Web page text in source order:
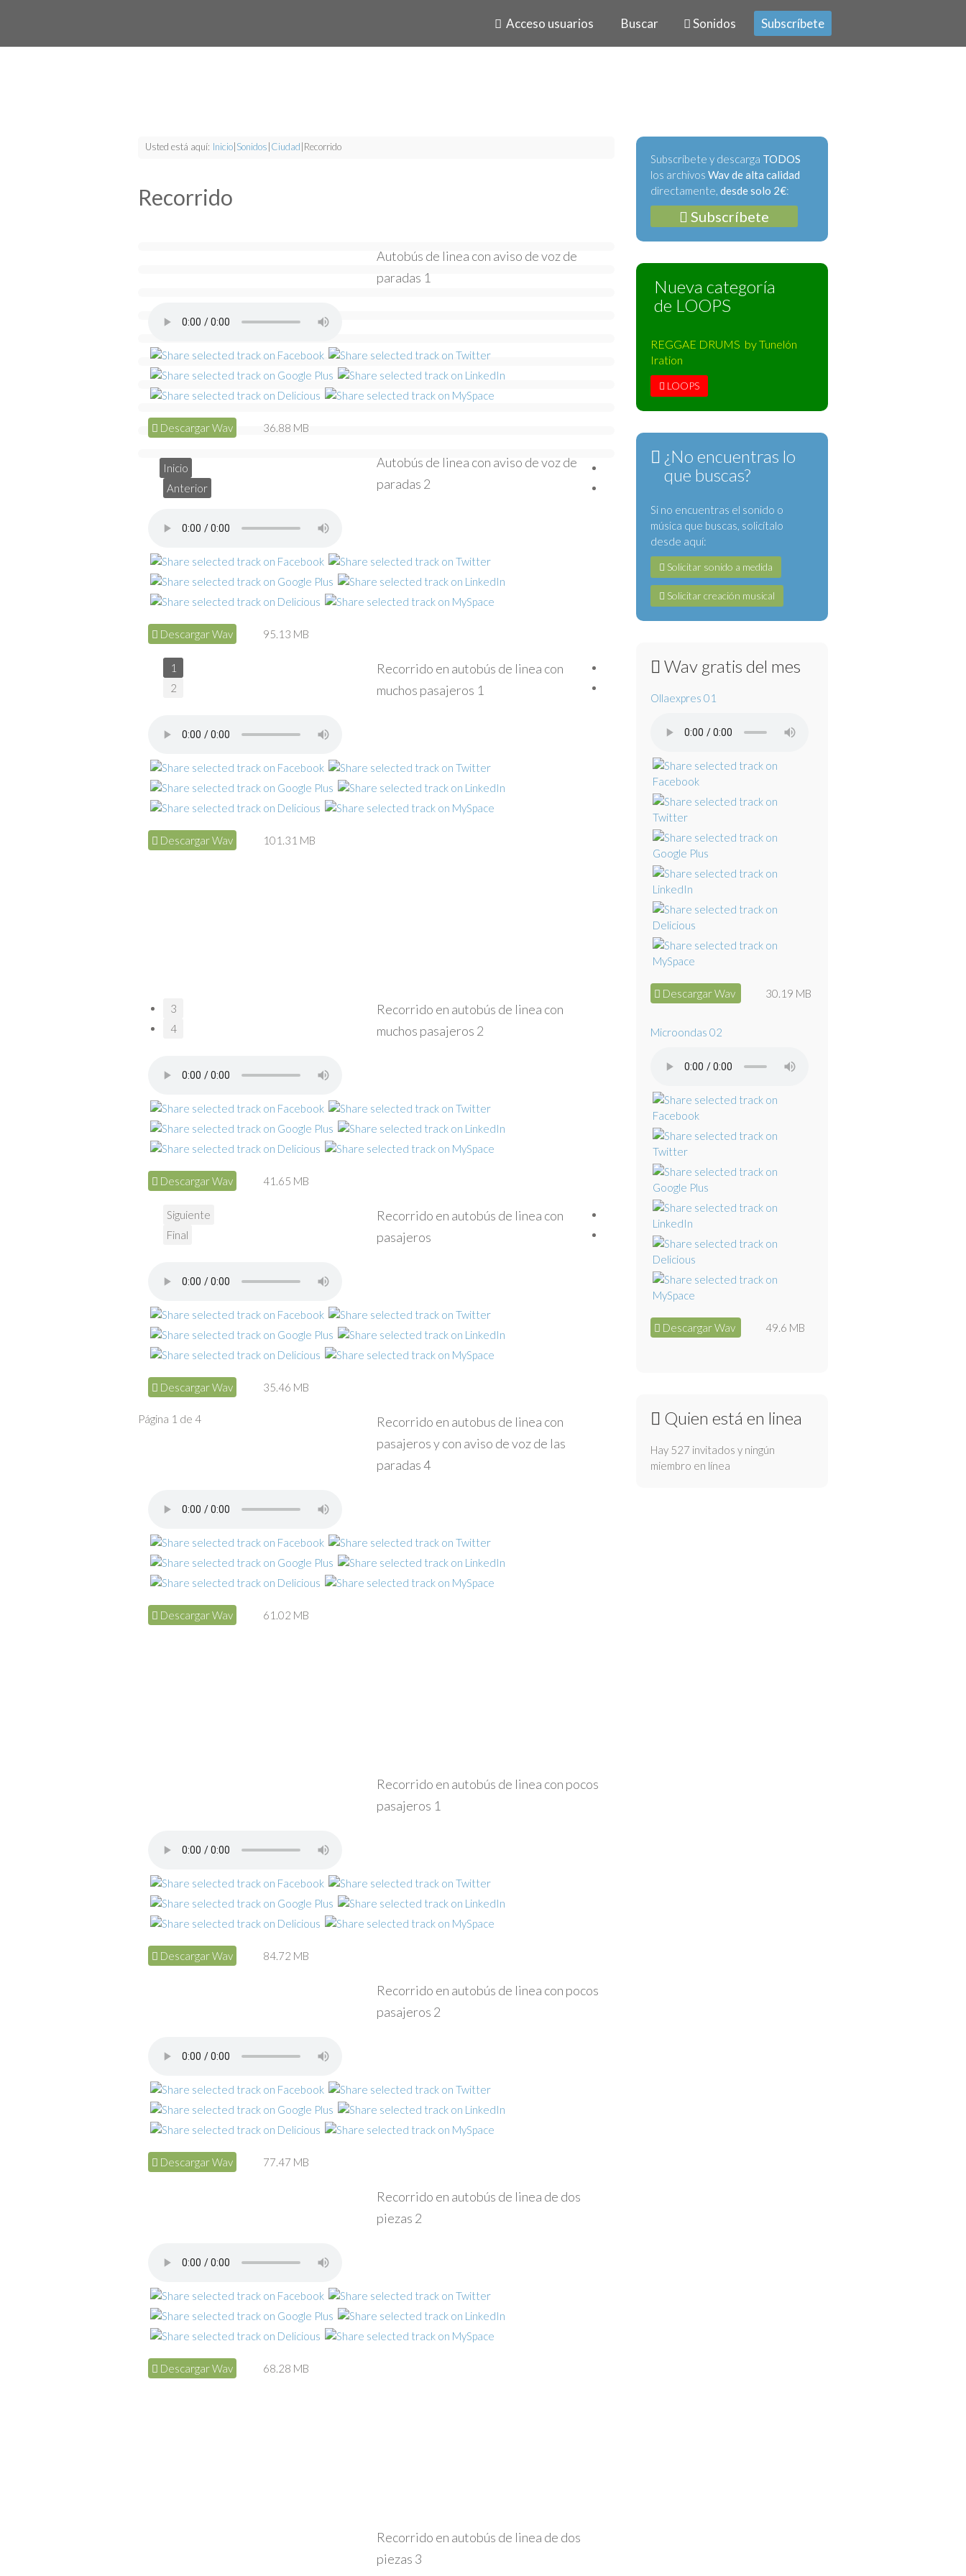
Acceso usuarios Buscar Sonidos Subscríbete
Usted está aquí: Inicio Sonidos Ciudad Recorrido
Recorrido
Autobús de linea con aviso de voz de
paradas 1
Descargar Wav 36.88 MB
Autobús de linea con aviso de voz de
paradas 2
Descargar Wav 95.13 MB
Recorrido en autobús de linea con
muchos pasajeros 1
Descargar Wav 101.31 MB
Recorrido en autobús de linea con
muchos pasajeros 2
Descargar Wav 41.65 MB
Recorrido en autobús de linea con
pasajeros
Descargar Wav 35.46 MB
Recorrido en autobus de linea con
pasajeros y con aviso de voz de las
paradas 4
Descargar Wav 61.02 MB
Recorrido en autobús de linea con pocos
pasajeros 1
Descargar Wav 84.72 MB
Recorrido en autobús de linea con pocos
pasajeros 2
Descargar Wav 77.47 MB
Recorrido en autobús de linea de dos
piezas 2
Descargar Wav 68.28 MB
Recorrido en autobús de linea de dos
piezas 3
Inicio
Anterior
1
2
3
4
Siguiente
Final
Página 1 de 4
Subscríbete y descarga TODOS
los archivos Wav de alta calidad
directamente, desde solo 2€:
Subscríbete
Nueva categoría
de LOOPS
REGGAE DRUMS by Tunelón
Iration
LOOPS
¿No encuentras lo
que buscas?
Si no encuentras el sonido o
música que buscas, solicítalo
desde aquí:
Solicitar sonido a medida
Solicitar creación musical
Wav gratis del mes
Ollaexpres 01
Descargar Wav 30.19 MB
Microondas 02
Descargar Wav 49.6 MB
Quien está en linea
Hay 527 invitados y ningún
miembro en línea